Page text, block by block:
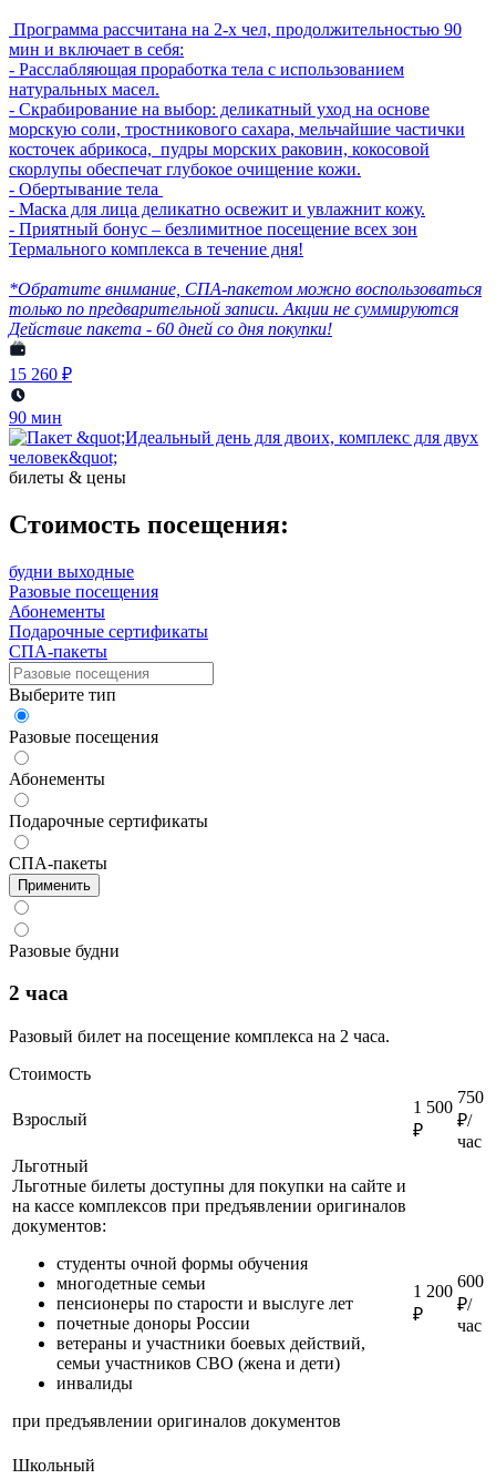
Программа рассчитана на 2-х чел, продолжительностью 90
мин и включает в себя:
- Расслабляющая проработка тела с использованием
натуральных масел.
- Скрабирование на выбор: деликатный уход на основе
морскую соли, тростникового сахара, мельчайшие частички
косточек абрикоса, пудры морских раковин, кокосовой
скорлупы обеспечат глубокое очищение кожи.
- Обертывание тела
- Маска для лица деликатно освежит и увлажнит кожу.
- Приятный бонус – безлимитное посещение всех зон
Термального комплекса в течение дня!
*Обратите внимание, СПА-пакетом можно воспользоваться
только по предварительной записи. Акции не суммируются
Действие пакета - 60 дней со дня покупки!
15 260 ₽
90 мин
билеты & цены
Стоимость посещения:
будни выходные
Разовые посещения
Абонементы
Подарочные сертификаты
СПА-пакеты
Выберите тип
Разовые посещения
Абонементы
Подарочные сертификаты
СПА-пакеты
Применить
Разовые будни
2 часа
Разовый билет на посещение комплекса на 2 часа.
Стоимость
Взрослый
1 500
₽
750
₽/
час
Льготный
Льготные билеты доступны для покупки на сайте и
на кассе комплексов при предъявлении оригиналов
документов:
студенты очной формы обучения
многодетные семьи
пенсионеры по старости и выслуге лет
почетные доноры России
ветераны и участники боевых действий,
семьи участников СВО (жена и дети)
инвалиды
при предъявлении оригиналов документов
1 200
₽
600
₽/
час
Школьный